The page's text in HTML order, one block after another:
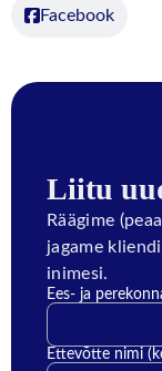
Facebook
Liitu
Räägime
jagame
inimesi.
Ees- ja
Ettevõtte nimi